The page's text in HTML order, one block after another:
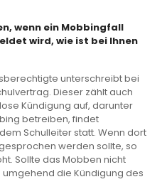
wenn ein Mobbingfall
wird, wie ist bei Ihnen
unterschreibt bei
Dieser zählt auch
Kündigung auf, darunter
betreiben, findet
Schulleiter statt. Wenn dort
werden sollte, so
Sollte das Mobben nicht
die Kündigung des